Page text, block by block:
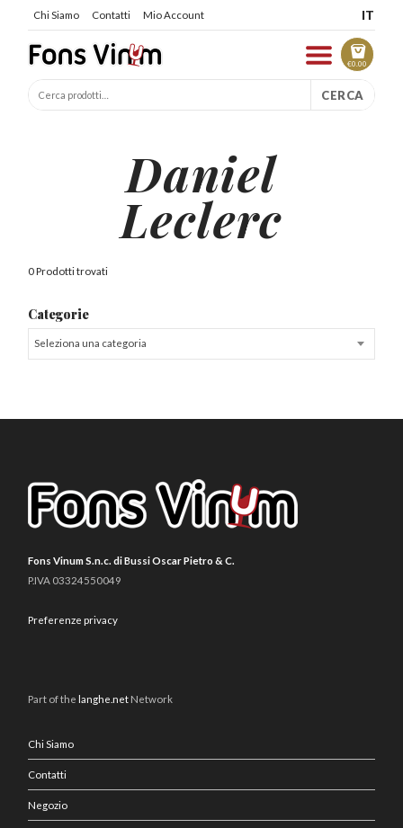
Chi Siamo Contatti Mio Account IT
€0.00
CERCA
Daniel
Leclerc
0 Prodotti trovati
Categorie
Seleziona una categoria
Fons Vinum S.n.c. di Bussi Oscar Pietro & C.
P.IVA 03324550049
Preferenze privacy
Part of the langhe.net Network
Chi Siamo
Contatti
Negozio